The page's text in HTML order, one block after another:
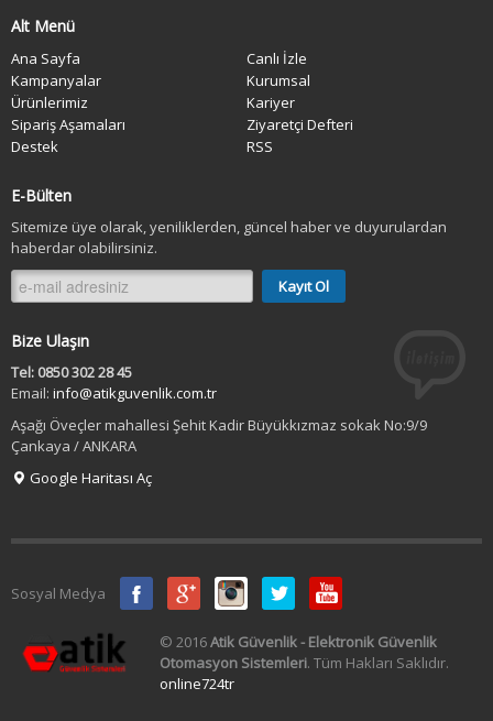
Alt Menü
Ana Sayfa
Canlı İzle
Kampanyalar
Kurumsal
Ürünlerimiz
Kariyer
Sipariş Aşamaları
Ziyaretçi Defteri
Destek
RSS
E-Bülten
Sitemize üye olarak, yeniliklerden, güncel haber ve duyurulardan
haberdar olabilirsiniz.
Bize Ulaşın
Tel: 0850 302 28 45
Email: info@atikguvenlik.com.tr
Aşağı Öveçler mahallesi Şehit Kadir Büyükkızmaz sokak No:9/9
Çankaya / ANKARA
Google Haritası Aç
Sosyal Medya
© 2016Atik Güvenlik - Elektronik Güvenlik
Otomasyon Sistemleri. Tüm Hakları Saklıdır.
online724tr